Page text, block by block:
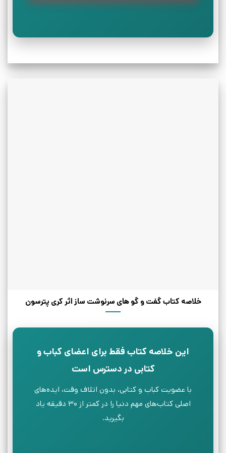
خلاصه کتاب گفت و گو های سرنوشت ساز اثر کری پترسون
این خلاصه کتاب فقط برای اعضای کباب و
کتابی در دسترس است
با عضویت کباب و کتابی، بدون اتلاف وقت، ایده‌های
اصلی کتاب‌های مهم دنیا را در کمتر از ۳۰ دقیقه یاد
بگیرید.